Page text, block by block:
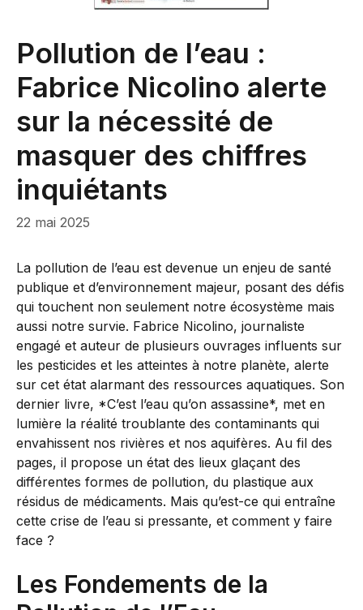
Pollution de l’eau :
Fabrice Nicolino alerte
sur la nécessité de
masquer des chiffres
inquiétants
22 mai 2025
La pollution de l’eau est devenue un enjeu de santé
publique et d’environnement majeur, posant des défis
qui touchent non seulement notre écosystème mais
aussi notre survie. Fabrice Nicolino, journaliste
engagé et auteur de plusieurs ouvrages influents sur
les pesticides et les atteintes à notre planète, alerte
sur cet état alarmant des ressources aquatiques. Son
dernier livre, *C’est l’eau qu’on assassine*, met en
lumière la réalité troublante des contaminants qui
envahissent nos rivières et nos aquifères. Au fil des
pages, il propose un état des lieux glaçant des
différentes formes de pollution, du plastique aux
résidus de médicaments. Mais qu’est-ce qui entraîne
cette crise de l’eau si pressante, et comment y faire
face ?
Les Fondements de la